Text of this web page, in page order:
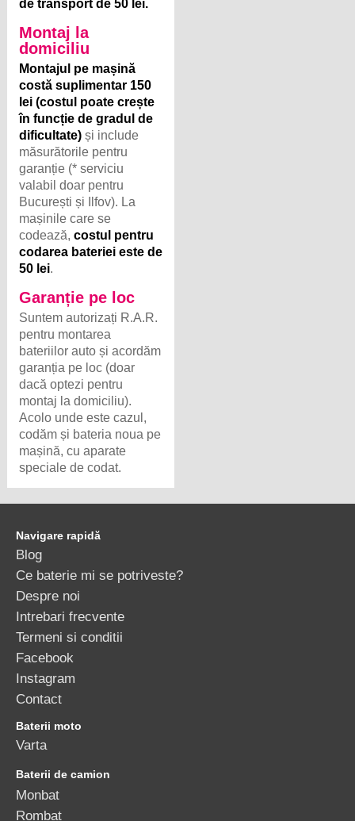
de transport de 50 lei.
Montaj la
domiciliu
Montajul pe mașină
costă suplimentar 150
lei (costul poate crește
în funcție de gradul de
dificultate) și include
măsurătorile pentru
garanție (* serviciu
valabil doar pentru
București și Ilfov). La
mașinile care se
codează,costul pentru
codarea bateriei este de
50 lei.
Garanție pe loc
Suntem autorizați R.A.R.
pentru montarea
bateriilor auto și acordăm
garanția pe loc (doar
dacă optezi pentru
montaj la domiciliu).
Acolo unde este cazul,
codăm și bateria noua pe
mașină, cu aparate
speciale de codat.
Navigare rapidă
Blog
Ce baterie mi se potriveste?
Despre noi
Intrebari frecvente
Termeni si conditii
Facebook
Instagram
Contact
Baterii moto
Varta
Baterii de camion
Monbat
Rombat